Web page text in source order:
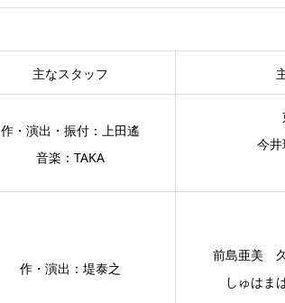
主なスタッフ
作・演出・振付：上田遙
音楽：TAKA
今
作・演出：堤泰之
前島亜美
しゅはま